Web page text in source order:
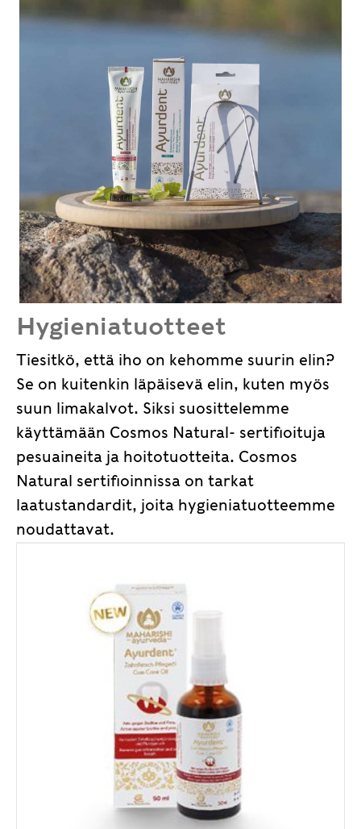
Hygieniatuotteet
Tiesitkö, että iho on kehomme suurin elin?
Se on kuitenkin läpäisevä elin, kuten myös
suun limakalvot. Siksi suosittelemme
käyttämään Cosmos Natural- sertifioituja
pesuaineita ja hoitotuotteita. Cosmos
Natural sertifioinnissa on tarkat
laatustandardit, joita hygieniatuotteemme
noudattavat.